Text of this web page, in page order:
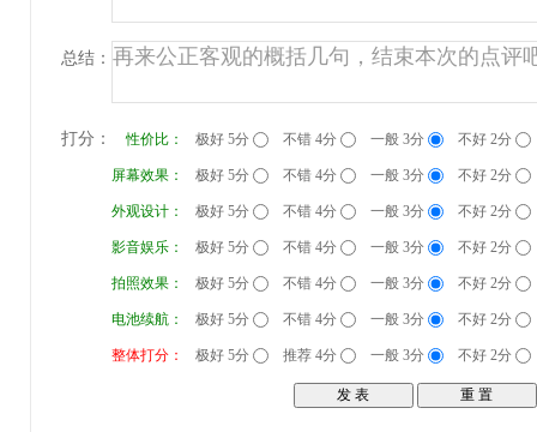
总结：
打分： 性价比： 极好 5分 不错 4分 一般 3分 不好 2分
屏幕效果： 极好 5分 不错 4分 一般 3分 不好 2分
外观设计： 极好 5分 不错 4分 一般 3分 不好 2分
影音娱乐： 极好 5分 不错 4分 一般 3分 不好 2分
拍照效果： 极好 5分 不错 4分 一般 3分 不好 2分
电池续航： 极好 5分 不错 4分 一般 3分 不好 2分
整体打分： 极好 5分 推荐 4分 一般 3分 不好 2分